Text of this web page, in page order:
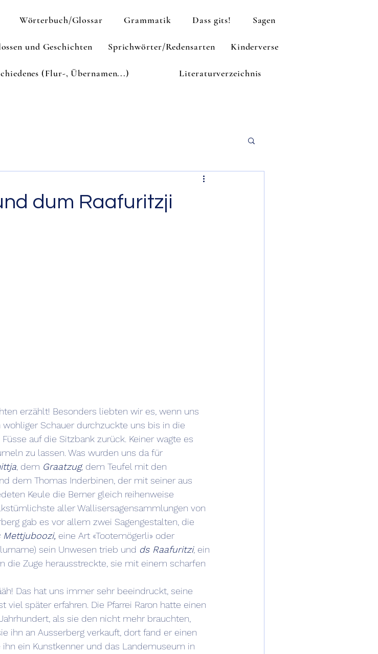
Wörterbuch/Glossar Grammatik Dass gits! Sagen
und Geschichten Sprichwörter/Redensarten Kinderverse
(Flur-, Übernamen...) Literaturverzeichnis
dum Raafuritzji
erzählt! Besonders liebten wir es, wenn uns
Schauer durchzuckte uns bis in die
auf die Sitzbank zurück. Keiner wagte es
zu lassen. Was wurden uns da für
, dem Graatzug, dem Teufel mit den
dem Thomas Inderbinen, der mit seiner aus
Keule die Berner gleich reihenweise
aller Wallisersagensammlungen von
gab es vor allem zwei Sagengestalten, die
Mettjuboozi, eine Art «Tootemögerli» oder
sein Unwesen trieb und ds Raafuritzi, ein
die Zuge herausstreckte, sie mit einem scharfen
Das hat uns immer sehr beeindruckt, seine
später erfahren. Die Pfarrei Raron hatte einen
als sie den nicht mehr brauchten,
ihn an Ausserberg verkauft, dort fand er einen
ein Kunstkenner und das Landemuseum in